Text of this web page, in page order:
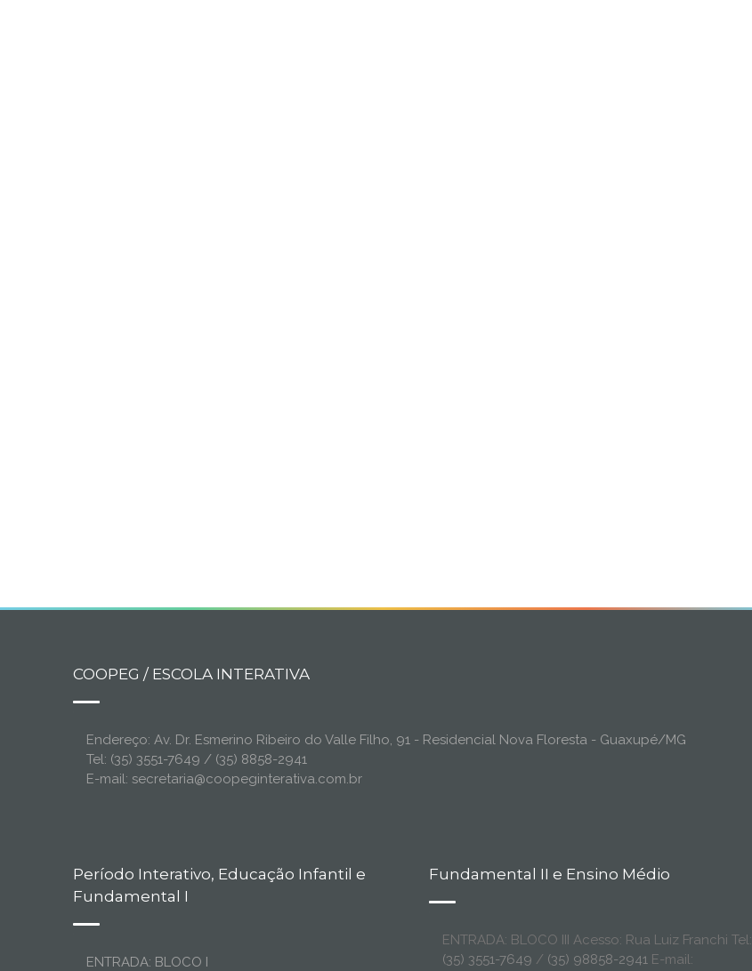
COOPEG / ESCOLA INTERATIVA
Endereço: Av. Dr. Esmerino Ribeiro do Valle Filho, 91 - Residencial Nova Floresta - Guaxupé/MG
Tel: (35) 3551-7649 / (35) 8858-2941
E-mail: secretaria@coopeginterativa.com.br
Período Interativo, Educação Infantil e
Fundamental I
ENTRADA: BLOCO I
Fundamental II e Ensino Médio
ENTRADA: BLOCO III Acesso: Rua Luiz Franchi Tel:
(35) 3551-7649 / (35) 98858-2941E-mail: